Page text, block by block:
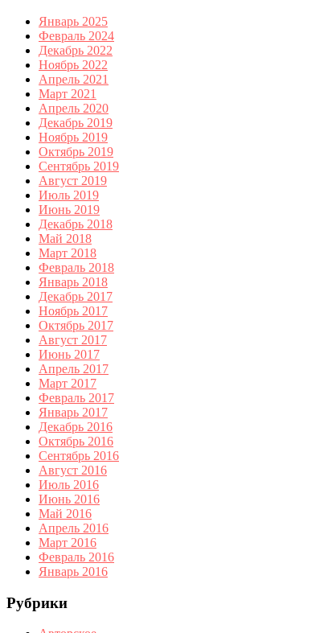
Январь 2025
Февраль 2024
Декабрь 2022
Ноябрь 2022
Апрель 2021
Март 2021
Апрель 2020
Декабрь 2019
Ноябрь 2019
Октябрь 2019
Сентябрь 2019
Август 2019
Июль 2019
Июнь 2019
Декабрь 2018
Май 2018
Март 2018
Февраль 2018
Январь 2018
Декабрь 2017
Ноябрь 2017
Октябрь 2017
Август 2017
Июнь 2017
Апрель 2017
Март 2017
Февраль 2017
Январь 2017
Декабрь 2016
Октябрь 2016
Сентябрь 2016
Август 2016
Июль 2016
Июнь 2016
Май 2016
Апрель 2016
Март 2016
Февраль 2016
Январь 2016
Рубрики